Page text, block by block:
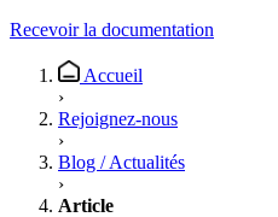
Recevoir la documentation
Accueil
›
Rejoignez-nous
›
Blog / Actualités
›
Article